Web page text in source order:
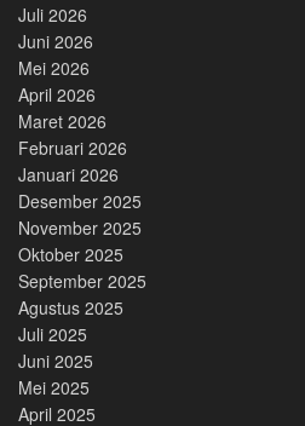
Juli 2026
Juni 2026
Mei 2026
April 2026
Maret 2026
Februari 2026
Januari 2026
Desember 2025
November 2025
Oktober 2025
September 2025
Agustus 2025
Juli 2025
Juni 2025
Mei 2025
April 2025